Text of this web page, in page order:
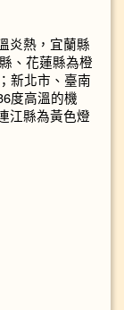
炎熱，宜蘭縣
、花蓮縣為橙
新北市、臺南
度高溫的機
江縣為黃色燈